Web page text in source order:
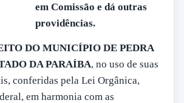
em Comissão e dá outras
providências.
DO MUNICÍPIO DE PEDRA
DA PARAÍBA, no uso de suas
conferidas pela Lei Orgânica,
em harmonia com as